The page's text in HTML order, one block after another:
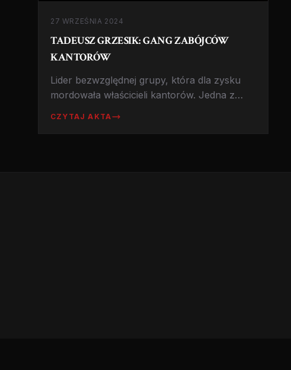
27 WRZEŚNIA 2024
TADEUSZ GRZESIK: GANG ZABÓJCÓW
KANTORÓW
Lider bezwzględnej grupy, która dla zysku
mordowała właścicieli kantorów. Jedna z
CZYTAJ AKTA